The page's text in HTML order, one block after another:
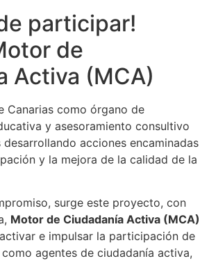
participar!
de
Activa (MCA)
Canarias como órgano de
y asesoramiento consultivo
acciones encaminadas
y la mejora de la calidad de la
surge este proyecto, con
Motor de Ciudadanía Activa (MCA)
e impulsar la participación de
agentes de ciudadanía activa,